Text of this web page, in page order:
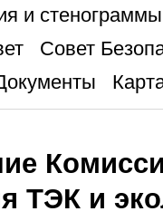
и стенограммы
Совет
ТЭК и